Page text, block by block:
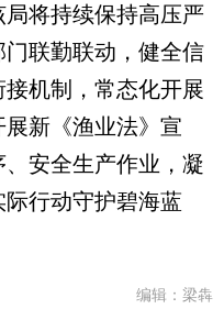
将持续保持高压严
联勤联动，健全信
机制，常态化开展
新《渔业法》宣
安全生产作业，凝
行动守护碧海蓝
编辑：梁犇